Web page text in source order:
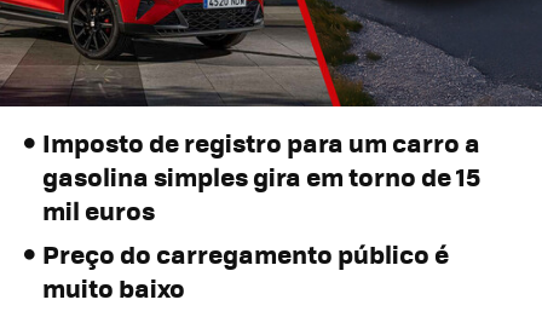
Imposto de registro para um carro a
gasolina simples gira em torno de 15
mil euros
Preço do carregamento público é
muito baixo